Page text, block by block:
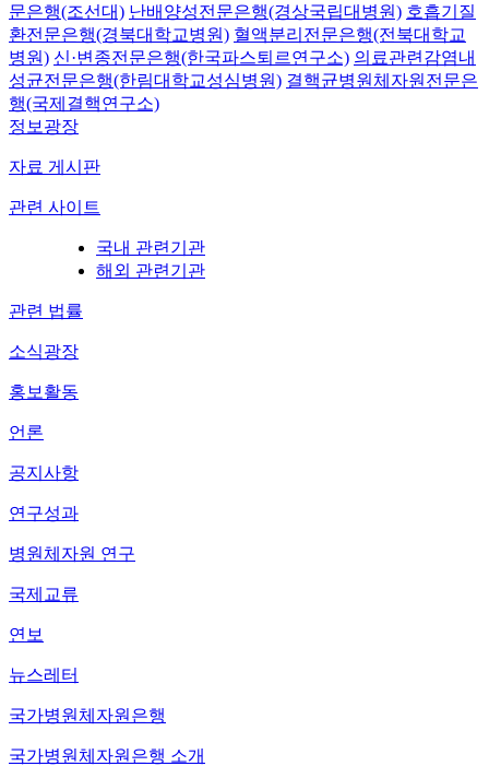
문은행(조선대) 난배양성전문은행(경상국립대병원) 호흡기질
환전문은행(경북대학교병원) 혈액분리전문은행(전북대학교
병원) 신·변종전문은행(한국파스퇴르연구소) 의료관련감염내
성균전문은행(한림대학교성심병원) 결핵균병원체자원전문은
행(국제결핵연구소)
정보광장
자료 게시판
관련 사이트
국내 관련기관
해외 관련기관
관련 법률
소식광장
홍보활동
언론
공지사항
연구성과
병원체자원 연구
국제교류
연보
뉴스레터
국가병원체자원은행
국가병원체자원은행 소개